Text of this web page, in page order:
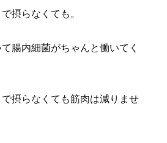
摂らなくても。
腸内細菌がちゃんと働いてく
摂らなくても筋肉は減りませ